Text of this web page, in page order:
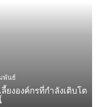
พันธ์
ยงองค์กรที่กำลังเติบโต